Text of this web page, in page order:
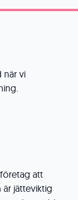
när vi
att
jätteviktig